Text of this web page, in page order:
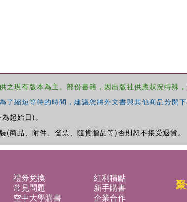
現有版本為主。部份書籍，因出版社供應狀況特殊，
縮短等待的時間，建議您將外文書與其他商品分開
起始日)。
商品、附件、發票、隨貨贈品等)否則恕不接受退貨。
禮券兌換
紅利積點
常見問題
新手購書
空中大學購書
企業合作